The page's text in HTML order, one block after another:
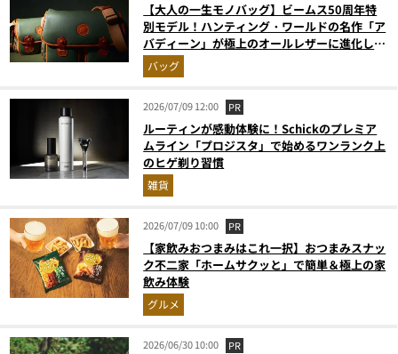
【大人の一生モノバッグ】ビームス50周年特
別モデル！ハンティング・ワールドの名作「ア
バディーン」が極上のオールレザーに進化して
登場
バッグ
2026/07/09 12:00 PR
ルーティンが感動体験に！Schickのプレミア
ムライン「プロジスタ」で始めるワンランク上
のヒゲ剃り習慣
雑貨
2026/07/09 10:00 PR
【家飲みおつまみはこれ一択】おつまみスナッ
ク不二家「ホームサクッと」で簡単＆極上の家
飲み体験
グルメ
2026/06/30 10:00 PR